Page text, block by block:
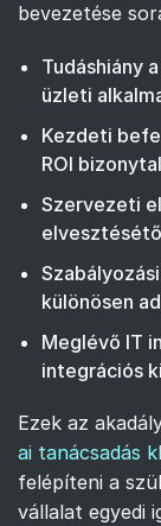
bevezetése
Tudáshiány
üzleti
Kezdeti
ROI
Szervezeti
különösen
Meglévő IT
integrációs
Ezek az
ai tanácsadás
felépíteni a
vállalat egyedi